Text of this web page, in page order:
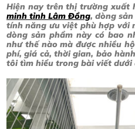
Hiện nay trên thị trường xuất
minh tỉnh Lâm Đồng, dòng
tính năng ưu việt phù hợp với
dòng sản phẩm này có bao
như thế nào mà được nhiều
phí, giá cả, thời gian, bảo
tôi tìm hiểu trong bài viết dưới